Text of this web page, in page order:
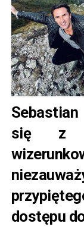
się z
dostępu